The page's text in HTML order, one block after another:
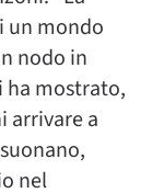
un mondo
nodo in
ha mostrato,
arrivare a
nel